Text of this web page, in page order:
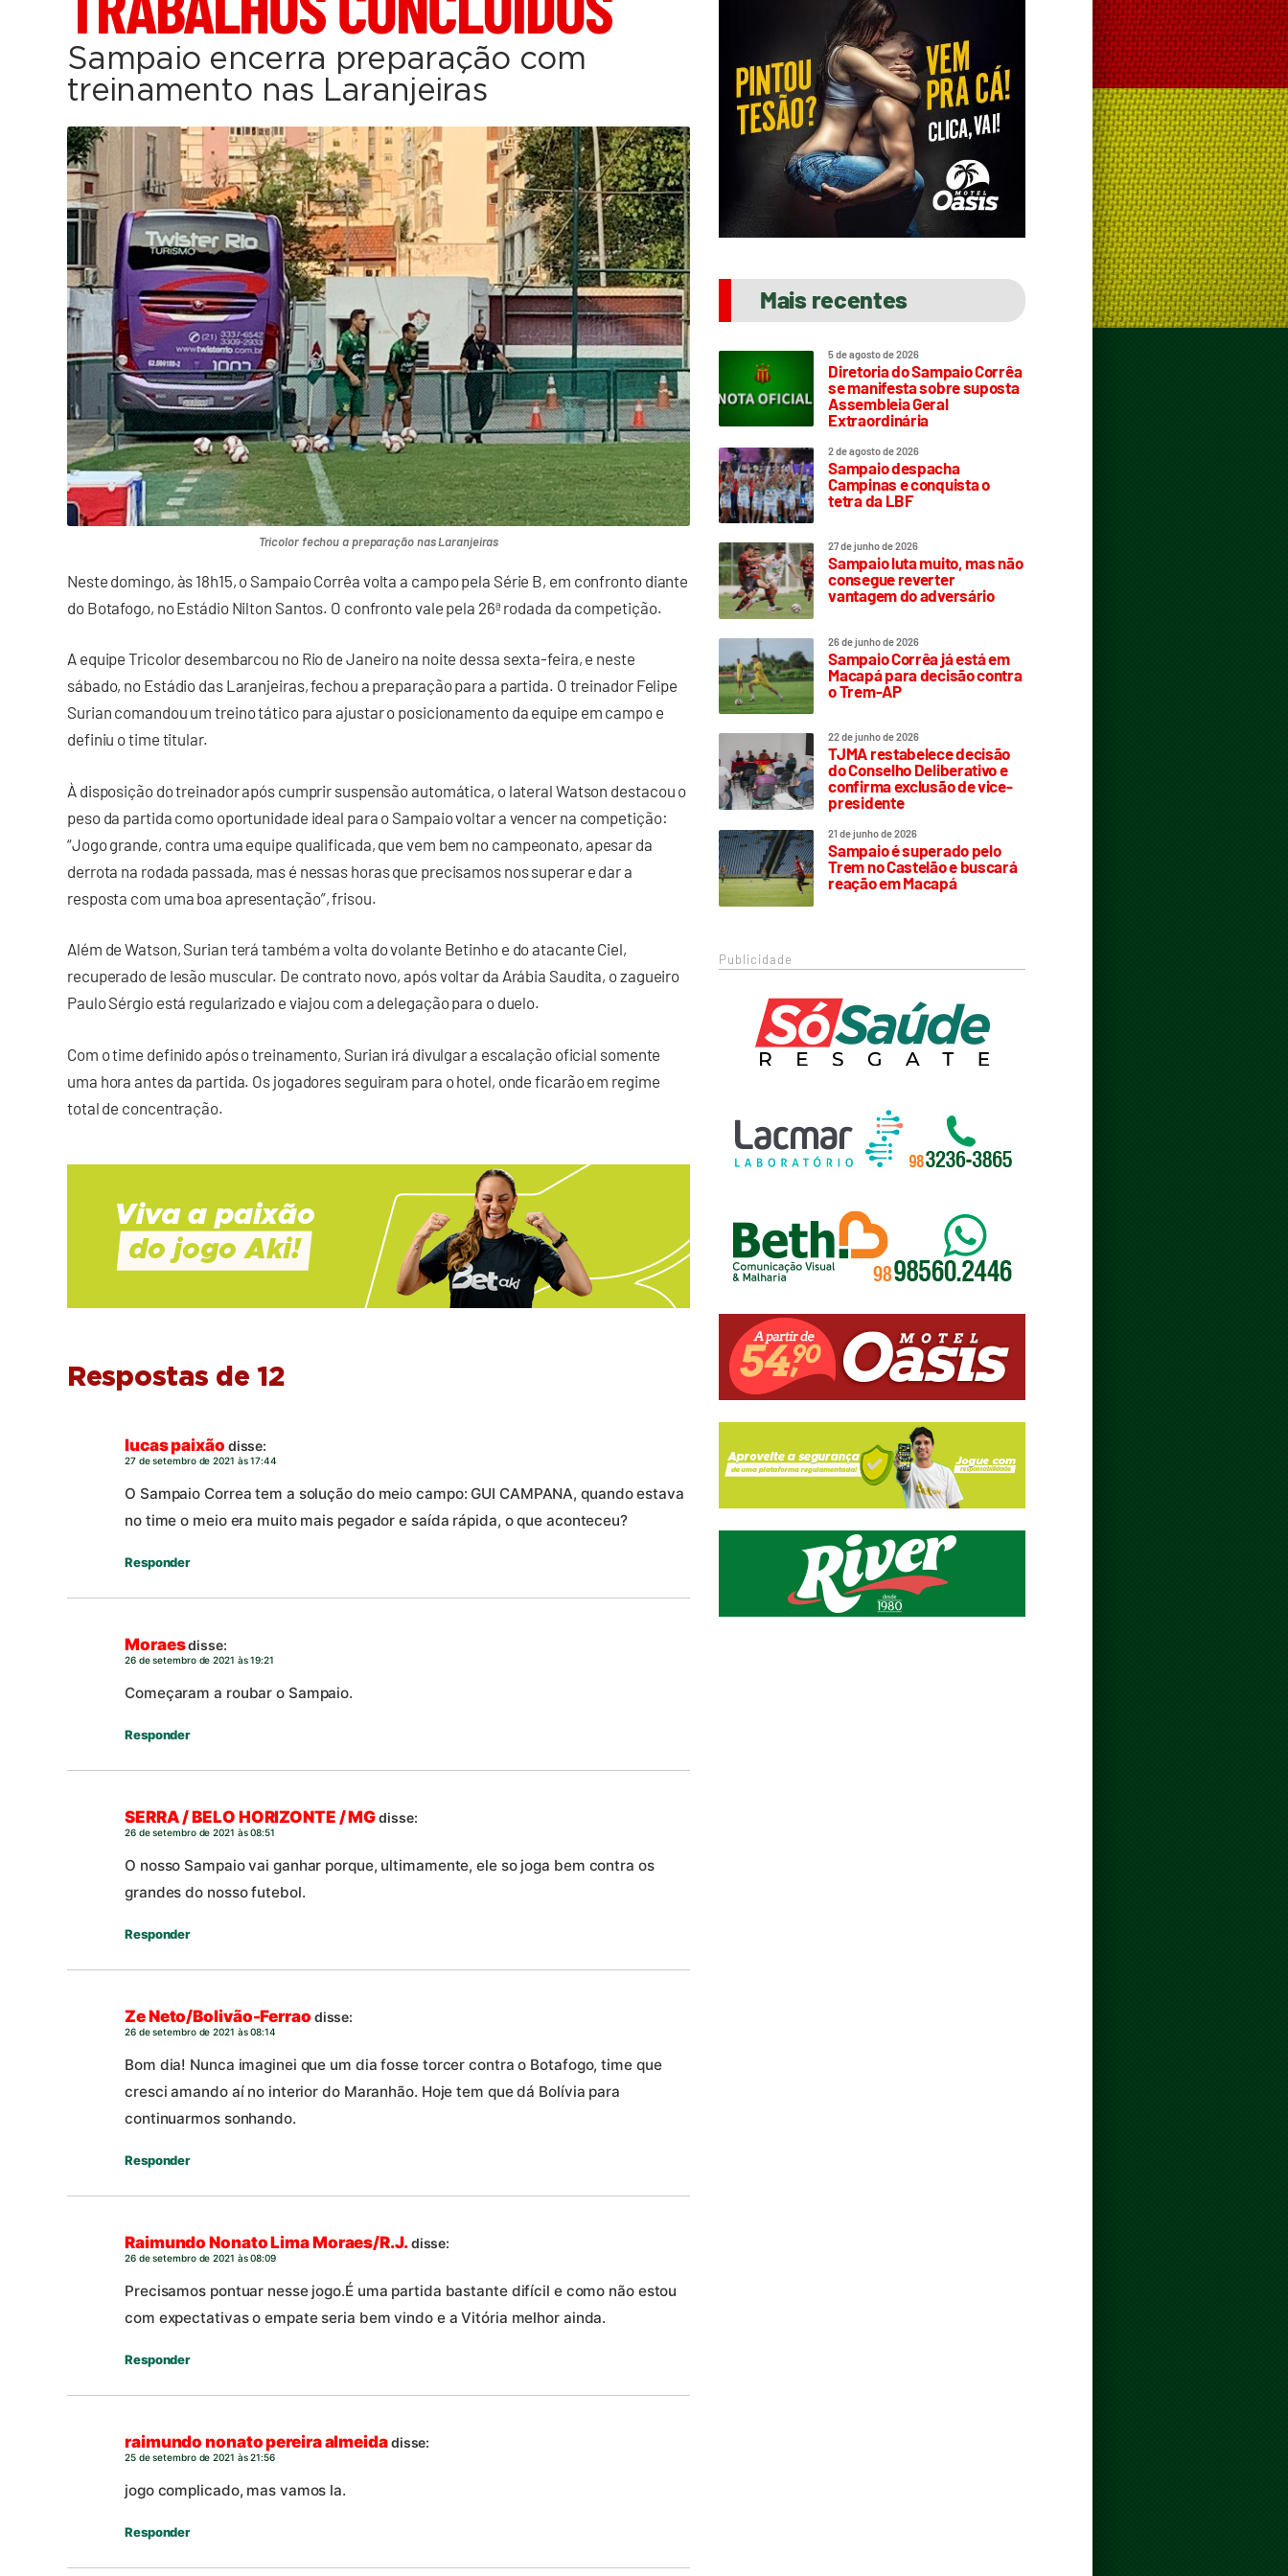
Sampaio encerra preparação com
treinamento nas Laranjeiras
Tricolor fechou a preparação nas Laranjeiras
Neste domingo, às 18h15, o Sampaio Corrêa volta a campo pela Série B, em confronto diante
do Botafogo, no Estádio Nilton Santos. O confronto vale pela 26ª rodada da competição.
A equipe Tricolor desembarcou no Rio de Janeiro na noite dessa sexta-feira, e neste
sábado, no Estádio das Laranjeiras, fechou a preparação para a partida. O treinador Felipe
Surian comandou um treino tático para ajustar o posicionamento da equipe em campo e
definiu o time titular.
À disposição do treinador após cumprir suspensão automática, o lateral Watson destacou o
peso da partida como oportunidade ideal para o Sampaio voltar a vencer na competição:
“Jogo grande, contra uma equipe qualificada, que vem bem no campeonato, apesar da
derrota na rodada passada, mas é nessas horas que precisamos nos superar e dar a
resposta com uma boa apresentação”, frisou.
Além de Watson, Surian terá também a volta do volante Betinho e do atacante Ciel,
recuperado de lesão muscular. De contrato novo, após voltar da Arábia Saudita, o zagueiro
Paulo Sérgio está regularizado e viajou com a delegação para o duelo.
Com o time definido após o treinamento, Surian irá divulgar a escalação oficial somente
uma hora antes da partida. Os jogadores seguiram para o hotel, onde ficarão em regime
total de concentração.
Respostas de 12
lucas paixão disse:
27 de setembro de 2021 às 17:44
O Sampaio Correa tem a solução do meio campo: GUI CAMPANA, quando estava
no time o meio era muito mais pegador e saída rápida, o que aconteceu?
Responder
Moraesdisse:
26 de setembro de 2021 às 19:21
Começaram a roubar o Sampaio.
Responder
SERRA / BELO HORIZONTE / MGdisse:
26 de setembro de 2021 às 08:51
O nosso Sampaio vai ganhar porque, ultimamente, ele so joga bem contra os
grandes do nosso futebol.
Responder
Ze Neto/Bolivão-Ferrao disse:
26 de setembro de 2021 às 08:14
Bom dia! Nunca imaginei que um dia fosse torcer contra o Botafogo, time que
cresci amando aí no interior do Maranhão. Hoje tem que dá Bolívia para
continuarmos sonhando.
Responder
Raimundo Nonato Lima Moraes/R.J.disse:
26 de setembro de 2021 às 08:09
Precisamos pontuar nesse jogo.É uma partida bastante difícil e como não estou
com expectativas o empate seria bem vindo e a Vitória melhor ainda.
Responder
raimundo nonato pereira almeidadisse:
25 de setembro de 2021 às 21:56
jogo complicado, mas vamos la.
Responder
Mais recentes
5 de agosto de 2026
Diretoria do Sampaio Corrêa
se manifesta sobre suposta
Assembleia Geral
Extraordinária
2 de agosto de 2026
Sampaio despacha
Campinas e conquista o
tetra da LBF
27 de junho de 2026
Sampaio luta muito, mas não
consegue reverter
vantagem do adversário
26 de junho de 2026
Sampaio Corrêa já está em
Macapá para decisão contra
o Trem-AP
22 de junho de 2026
TJMA restabelece decisão
do Conselho Deliberativo e
confirma exclusão de vice-
presidente
21 de junho de 2026
Sampaio é superado pelo
Trem no Castelão e buscará
reação em Macapá
Publicidade